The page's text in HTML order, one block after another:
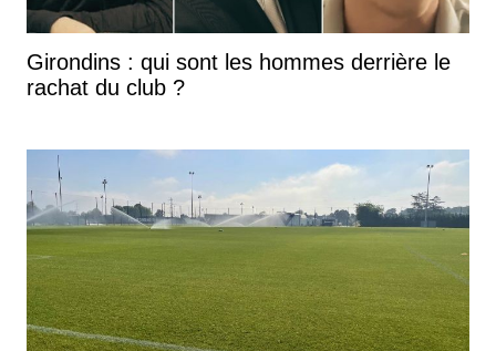
Girondins : qui sont les hommes derrière le
rachat du club ?